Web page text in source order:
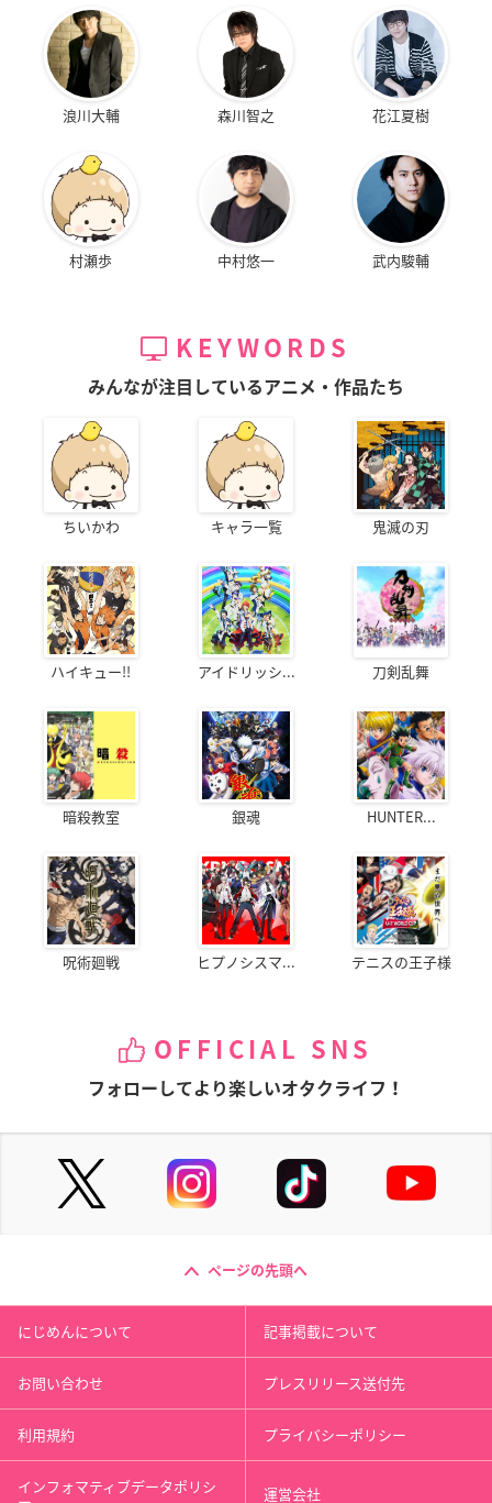
浪川大輔 森川智之 花江夏樹
村瀬歩 中村悠一 武内駿輔
KEYWORDS
みんなが注目しているアニメ・作品たち
ちいかわ キャラ一覧 鬼滅の刃
ハイキュー!! アイドリッシ... 刀剣乱舞
暗殺教室 銀魂 HUNTER...
呪術廻戦 ヒプノシスマ... テニスの王子様
OFFICIAL SNS
フォローしてより楽しいオタクライフ！
ページの先頭へ
にじめんについて 記事掲載について
お問い合わせ プレスリリース送付先
利用規約 プライバシーポリシー
インフォマティブデータポリシ 運営会社